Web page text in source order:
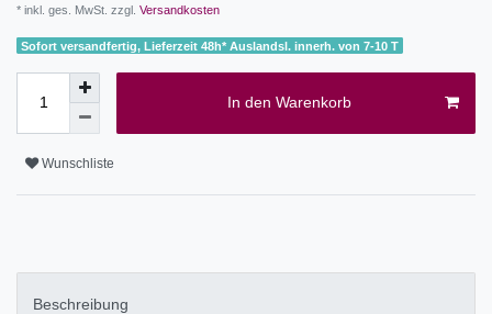
* inkl. ges. MwSt. zzgl. Versandkosten
Sofort versandfertig, Lieferzeit 48h* Auslandsl. innerh. von 7-10 T
In den Warenkorb
Wunschliste
Beschreibung